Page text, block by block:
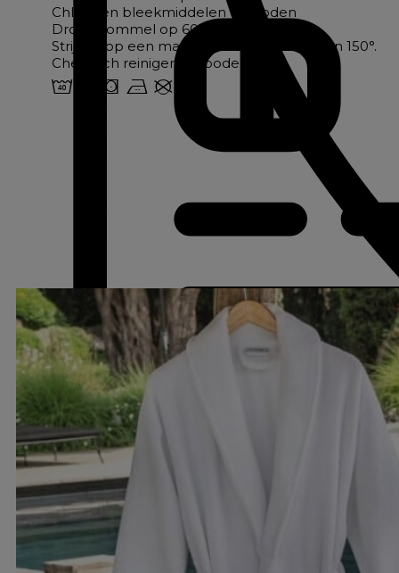
Chloor en bleekmiddelen verboden
Droogtrommel op 60°.
Strijken op een maximumtemperatuur van 150°.
Chemisch reinigen verboden
8 o s b U